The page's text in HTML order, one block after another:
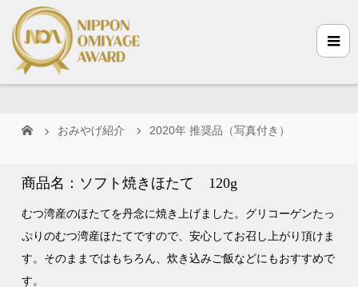
おみやげ紹介 2020年 推奨品（写真付き）
商品名：ソフト焼きほたて 120g
むつ湾産のほたてを丹念に焼き上げました。グリコーゲンたっ
ぷりのむつ湾産ほたてですので、安心してお召し上がり頂けま
す。そのままではもちろん、炊き込みご飯などにもおすすめで
す。